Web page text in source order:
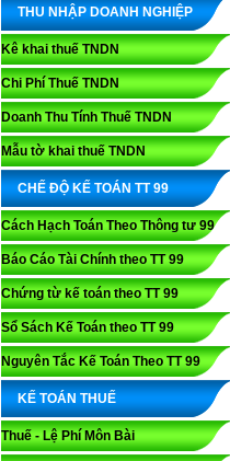
THU NHẬP DOANH NGHIỆP
Kê khai thuế TNDN
Chi Phí Thuế TNDN
Doanh Thu Tính Thuế TNDN
Mẫu tờ khai thuế TNDN
CHẾ ĐỘ KẾ TOÁN TT 99
Cách Hạch Toán Theo Thông tư 99
Báo Cáo Tài Chính theo TT 99
Chứng từ kế toán theo TT 99
Sổ Sách Kế Toán theo TT 99
Nguyên Tắc Kế Toán Theo TT 99
KẾ TOÁN THUẾ
Thuế - Lệ Phí Môn Bài